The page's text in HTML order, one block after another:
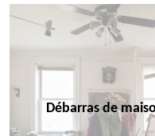
Débarras de